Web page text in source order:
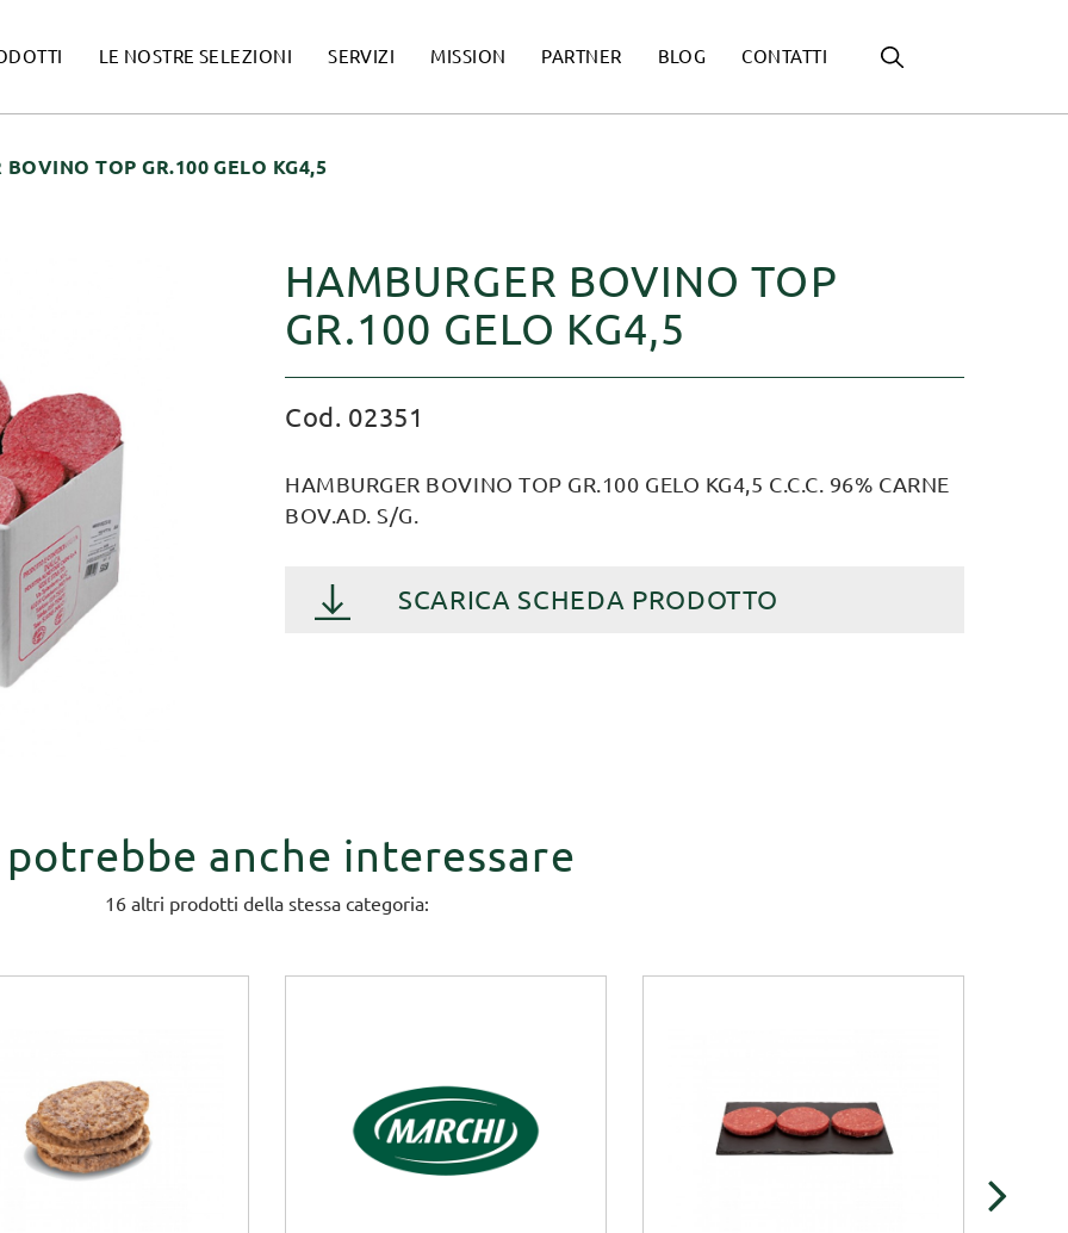
LE NOSTRE SELEZIONI SERVIZI MISSION PARTNER BLOG CONTATTI
BOVINO TOP GR.100 GELO KG4,5
HAMBURGER BOVINO TOP
GR.100 GELO KG4,5
Cod. 02351
HAMBURGER BOVINO TOP GR.100 GELO KG4,5 C.C.C. 96% CARNE
BOV.AD. S/G.
SCARICA SCHEDA PRODOTTO
potrebbe anche interessare
16 altri prodotti della stessa categoria: